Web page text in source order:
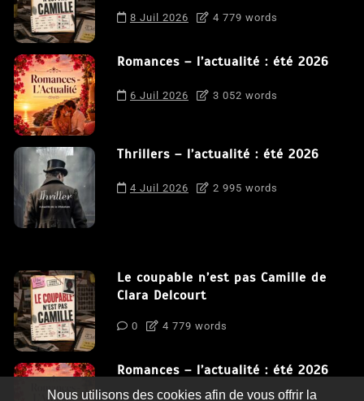
8 Juil 2026 4 779 words
Romances – l’actualité : été 2026
6 Juil 2026 3 052 words
Thrillers – l’actualité : été 2026
4 Juil 2026 2 995 words
Le coupable n’est pas Camille de
Clara Delcourt
0 4 779 words
Romances – l’actualité : été 2026
Nous utilisons des cookies afin de vous offrir la